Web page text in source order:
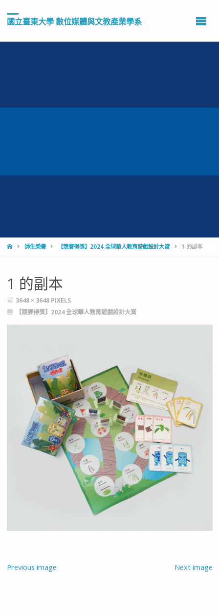
國立臺東大學 數位媒體與文教產業學系
HOME師生榮譽 【競賽得獎】2024 全球華人教育遊戲設計大賞 1 的副本
1 的副本
FULL
SIZE
3648 × 3648 PIXELS
【競賽得獎】2024 全球華人教育遊戲設計大賞
Previous image Next image